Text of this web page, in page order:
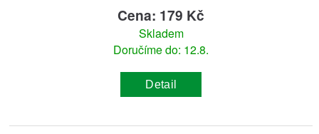
Cena: 179 Kč
Skladem
Doručíme do: 12.8.
Detail